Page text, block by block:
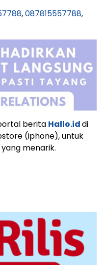
,087815557788,
berita Hallo.iddi
(iphone), untuk
menarik.